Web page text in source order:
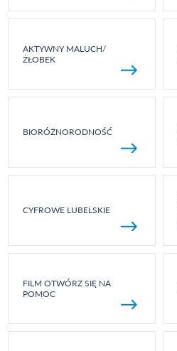
AKTYWNY MALUCH/
ŻŁOBEK
BIORÓŻNORODNOŚĆ
CYFROWE LUBELSKIE
FILM OTWÓRZ SIĘ NA
POMOC